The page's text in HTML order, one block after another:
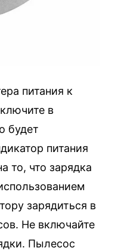
питания к
в
будет
питания
то, что зарядка
зарядиться в
Не включайте
Пылесос